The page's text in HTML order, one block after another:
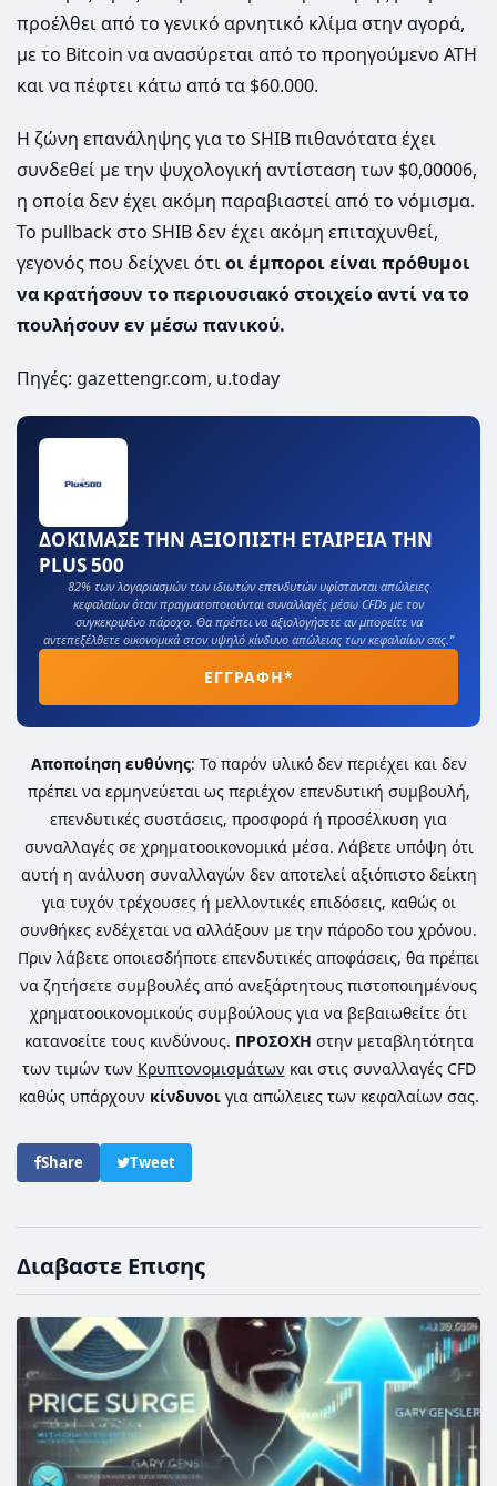
προέλθει από το γενικό αρνητικό κλίμα στην αγορά,
με το Bitcoin να ανασύρεται από το προηγούμενο ATH
και να πέφτει κάτω από τα $60.000.
Η ζώνη επανάληψης για το SHIB πιθανότατα έχει
συνδεθεί με την ψυχολογική αντίσταση των $0,00006,
η οποία δεν έχει ακόμη παραβιαστεί από το νόμισμα.
Το pullback στο SHIB δεν έχει ακόμη επιταχυνθεί,
γεγονός που δείχνει ότιοι έμποροι είναι πρόθυμοι
να κρατήσουν το περιουσιακό στοιχείο αντί να το
πουλήσουν εν μέσω πανικού.
Πηγές: gazettengr.com, u.today
ΔΟΚΙΜΑΣΕ ΤΗΝ ΑΞΙΟΠΙΣΤΗ ΕΤΑΙΡΕΙΑ ΤΗΝ
PLUS 500
82% των λογαριασμών των ιδιωτών επενδυτών υφίστανται απώλειες
κεφαλαίων όταν πραγματοποιούνται συναλλαγές μέσω CFDs με τον
συγκεκριμένο πάροχο. Θα πρέπει να αξιολογήσετε αν μπορείτε να
αντεπεξέλθετε οικονομικά στον υψηλό κίνδυνο απώλειας των κεφαλαίων σας.”
ΕΓΓΡΑΦΗ*
Αποποίηση ευθύνης: Το παρόν υλικό δεν περιέχει και δεν
πρέπει να ερμηνεύεται ως περιέχον επενδυτική συμβουλή,
επενδυτικές συστάσεις, προσφορά ή προσέλκυση για
συναλλαγές σε χρηματοοικονομικά μέσα. Λάβετε υπόψη ότι
αυτή η ανάλυση συναλλαγών δεν αποτελεί αξιόπιστο δείκτη
για τυχόν τρέχουσες ή μελλοντικές επιδόσεις, καθώς οι
συνθήκες ενδέχεται να αλλάξουν με την πάροδο του χρόνου.
Πριν λάβετε οποιεσδήποτε επενδυτικές αποφάσεις, θα πρέπει
να ζητήσετε συμβουλές από ανεξάρτητους πιστοποιημένους
χρηματοοικονομικούς συμβούλους για να βεβαιωθείτε ότι
κατανοείτε τους κινδύνους. ΠΡΟΣΟΧΗ στην μεταβλητότητα
των τιμών των Κρυπτονομισμάτων και στις συναλλαγές CFD
καθώς υπάρχουν κίνδυνοιγια απώλειες των κεφαλαίων σας.
Share Tweet
Διαβαστε Επισης